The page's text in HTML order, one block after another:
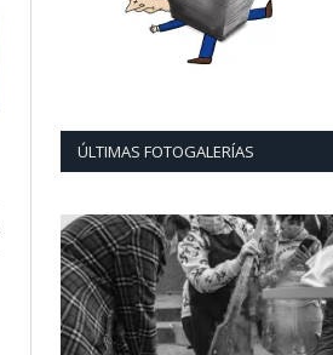
ÚLTIMAS FOTOGALERÍAS